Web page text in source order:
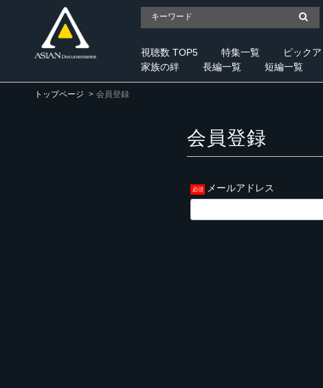
視聴数 TOP5 特集一覧 ピック
家族の絆
長編一覧 短編一覧
トップページ 会員登録
会員登録
メールアドレス